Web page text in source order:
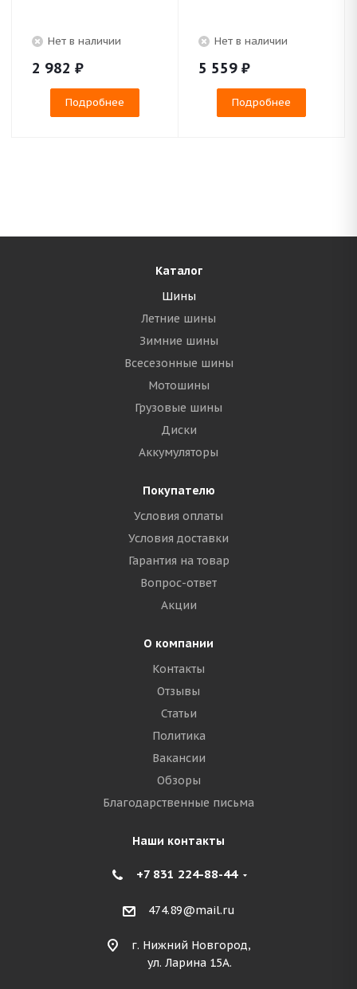
Нет в наличии
2 982 ₽
Подробнее
Нет в наличии
5 559 ₽
Подробнее
Каталог
Шины
Летние шины
Зимние шины
Всесезонные шины
Мотошины
Грузовые шины
Диски
Аккумуляторы
Покупателю
Условия оплаты
Условия доставки
Гарантия на товар
Вопрос-ответ
Акции
О компании
Контакты
Отзывы
Статьи
Политика
Вакансии
Обзоры
Благодарственные письма
Наши контакты
+7 831 224-88-44
474.89@mail.ru
г. Нижний Новгород,
ул. Ларина 15А.